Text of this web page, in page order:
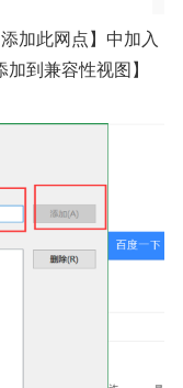
加此网点】中加入
到兼容性视图】